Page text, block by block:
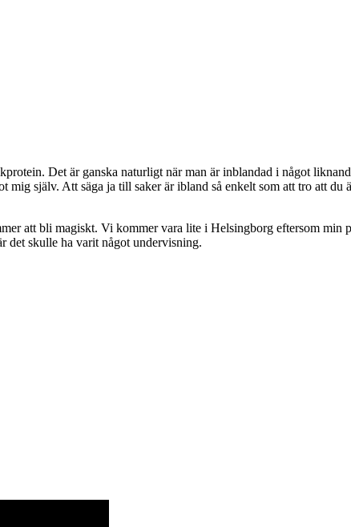
Det är ganska naturligt när man är inblandad i något
själv. Att säga ja till saker är ibland så enkelt som att tro att du
att bli magiskt. Vi kommer vara lite i Helsingborg eftersom min
det skulle ha varit något undervisning.